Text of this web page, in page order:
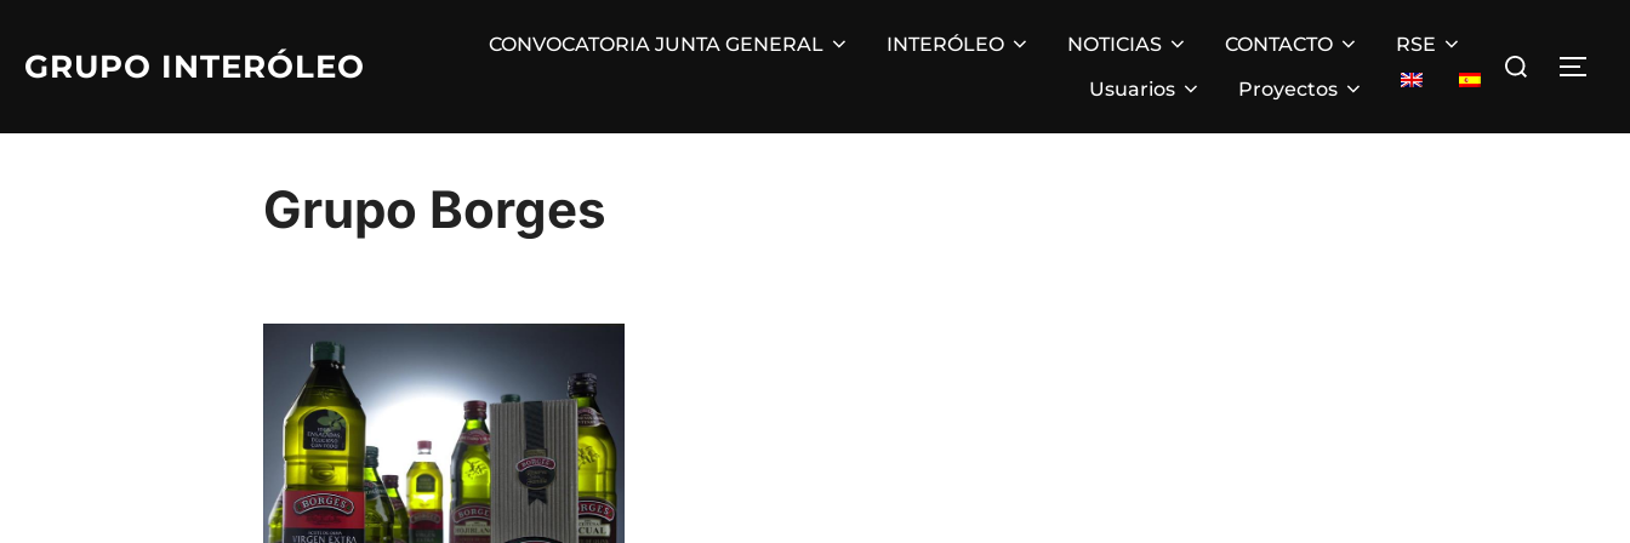
contenido
GRUPO INTERÓLEO
CONVOCATORIA JUNTA GENERAL INTERÓLEO NOTICIAS CONTACTO
RSE
Usuarios
Proyectos
Buscar:
Grupo Borges